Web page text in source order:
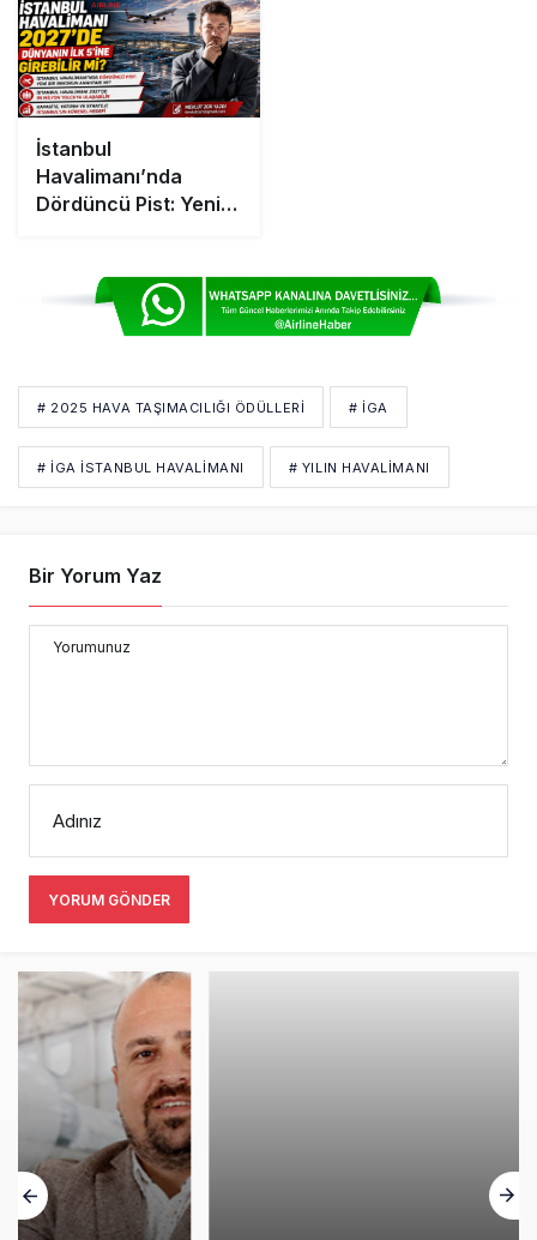
İstanbul
Havalimanı’nda
Dördüncü Pist: Yeni
# 2025 HAVA TAŞIMACILIĞI ÖDÜLLERI # IGA
# İGA İSTANBUL HAVALIMANI # YILIN HAVALIMANI
Bir Yorum Yaz
Yorumunuz
Adınız
YORUM GÖNDER